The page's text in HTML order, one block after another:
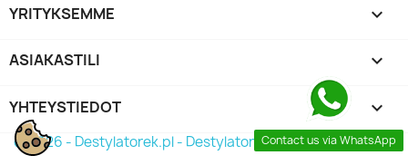
YRITYKSEMME 
ASIAKASTILI 
Contact us via WhatsApp
YHTEYSTIEDOT keyboard_arrow_down
© 2026 - Destylatorek.pl - Destylator 2026